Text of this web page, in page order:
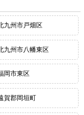
九州市戸畑区
九州市八幡東区
岡市東区
賀郡岡垣町